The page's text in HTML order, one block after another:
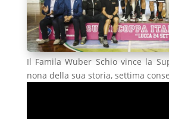
Il Famila Wuber Schio vince la
nona della sua storia, settima